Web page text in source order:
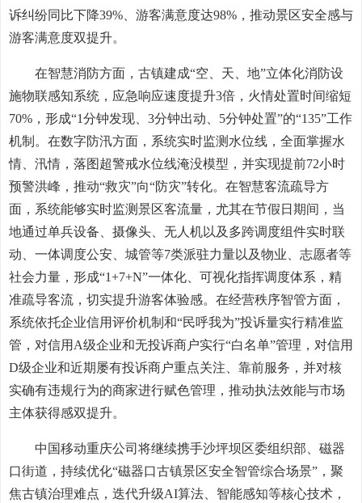
诉纠纷同比下降39%、游客满意度达98%，推动景区安全感与
游客满意度双提升。
在智慧消防方面，古镇建成“空、天、地”立体化消防设
施物联感知系统，应急响应速度提升3倍，火情处置时间缩短
70%，形成“1分钟发现、3分钟出动、5分钟处置”的“135”工作
机制。在数字防汛方面，系统实时监测水位线，全面掌握水
情、汛情，落图超警戒水位线淹没模型，并实现提前72小时
预警洪峰，推动“救灾”向“防灾”转化。在智慧客流疏导方
面，系统能够实时监测景区客流量，尤其在节假日期间，当
地通过单兵设备、摄像头、无人机以及多跨调度组件实时联
动、一体调度公安、城管等7类派驻力量以及物业、志愿者等
社会力量，形成“1+7+N”一体化、可视化指挥调度体系，精
准疏导客流，切实提升游客体验感。在经营秩序智管方面，
系统依托企业信用评价机制和“民呼我为”投诉量实行精准监
管，对信用A级企业和无投诉商户实行“白名单”管理，对信用
D级企业和近期屡有投诉商户重点关注、靠前服务，并对核
实确有违规行为的商家进行赋色管理，推动执法效能与市场
主体获得感双提升。
中国移动重庆公司将继续携手沙坪坝区委组织部、磁器
口街道，持续优化“磁器口古镇景区安全智管综合场景”，聚
焦古镇治理难点，迭代升级AI算法、智能感知等核心技术，